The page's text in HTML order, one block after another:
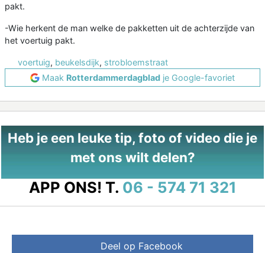
pakt.
-Wie herkent de man welke de pakketten uit de achterzijde van
het voertuig pakt.
voertuig, beukelsdijk, strobloemstraat
Maak Rotterdammerdagblad je Google-favoriet
Heb je een leuke tip, foto of video die je
met ons wilt delen?
APP ONS! T. 06 - 574 71 321
Deel op Facebook